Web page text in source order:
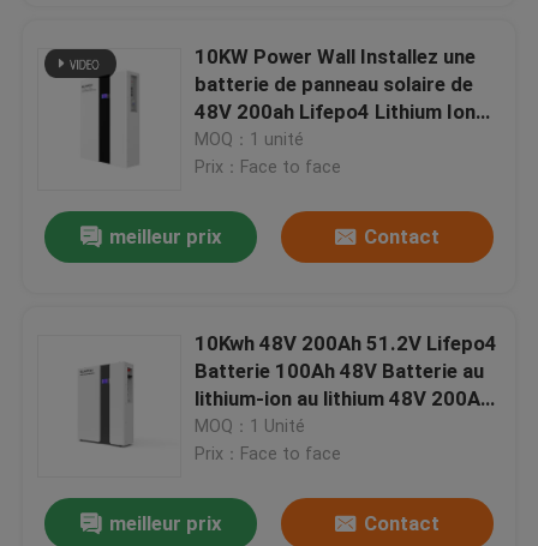
Produits
À propos de nous
10KW Power Wall Installez une
batterie de panneau solaire de
48V 200ah Lifepo4 Lithium Ion
Phosphate avec Bms 51.2V 48V
200ah
MOQ：1 unité
Prix：Face to face
meilleur prix Contact
10Kwh 48V 200Ah 51.2V Lifepo4
Batterie 100Ah 48V Batterie au
lithium-ion au lithium 48V 200Ah
Système de stockage d'énergie
à domicile
MOQ：1 Unité
Prix：Face to face
meilleur prix Contact